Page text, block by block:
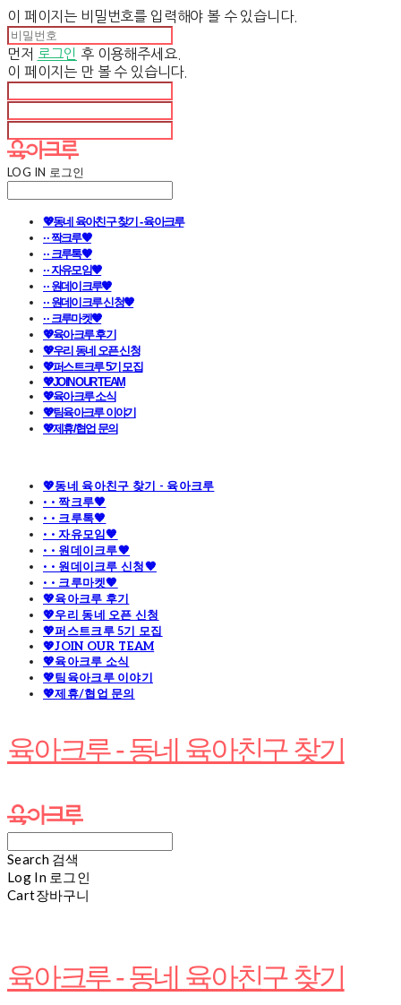
이 페이지는 비밀번호를 입력해야 볼 수 있습니다.
먼저 로그인 후 이용해주세요.
이 페이지는 만 볼 수 있습니다.
LOG IN 로그인
💖동네 육아친구 찾기 - 육아크루
· · 짝크루🧡
· · 크루톡🧡
· · 자유모임🧡
· · 원데이크루🧡
· · 원데이크루 신청🧡
· · 크루마켓🧡
💖육아크루 후기
💖우리 동네 오픈 신청
💖퍼스트크루 5기 모집
💖JOIN OUR TEAM
💖육아크루 소식
💖팀육아크루 이야기
💖제휴/협업 문의
💖동네 육아친구 찾기 - 육아크루
· · 짝크루🧡
· · 크루톡🧡
· · 자유모임🧡
· · 원데이크루🧡
· · 원데이크루 신청🧡
· · 크루마켓🧡
💖육아크루 후기
💖우리 동네 오픈 신청
💖퍼스트크루 5기 모집
💖JOIN OUR TEAM
💖육아크루 소식
💖팀육아크루 이야기
💖제휴/협업 문의
육아크루 - 동네 육아친구 찾기
Search 검색
Log In 로그인
Cart장바구니
육아크루 - 동네 육아친구 찾기